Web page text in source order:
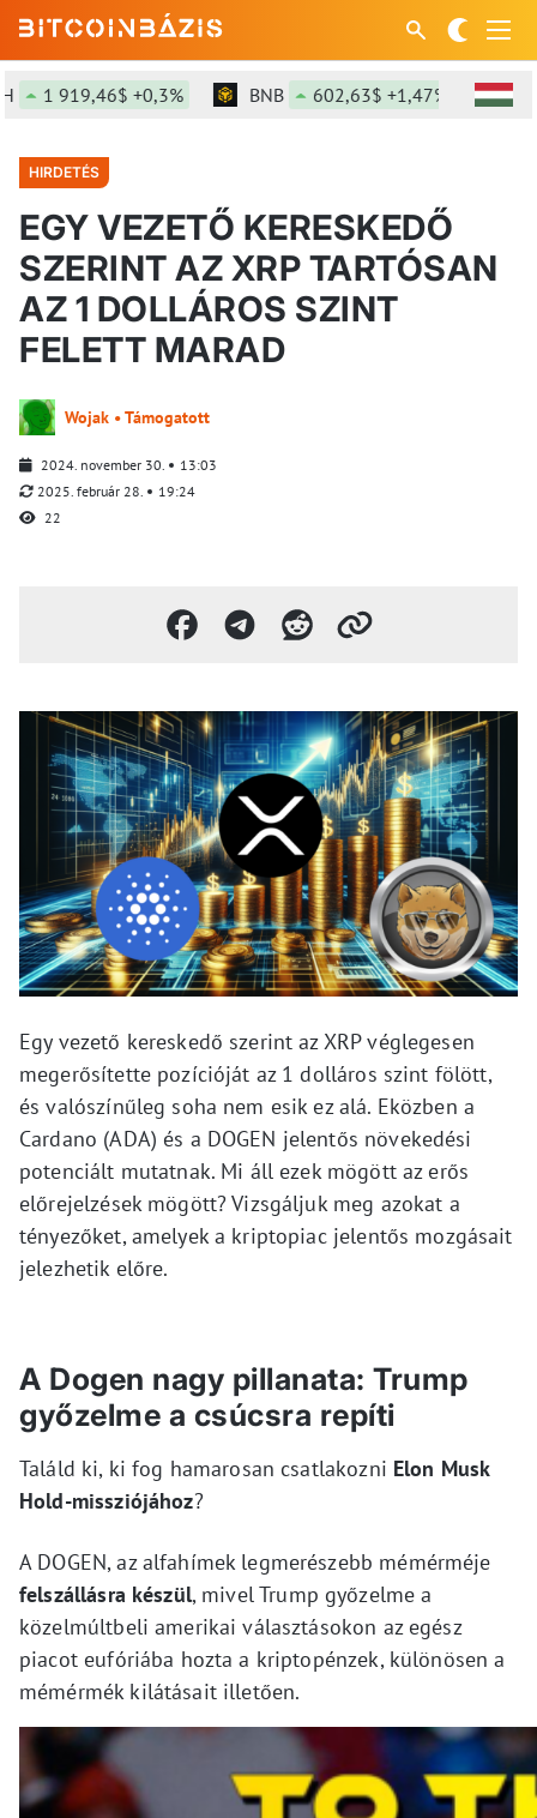
+0,3% BNB 602,63$ +1,47% SOL
HIRDETÉS
EGY VEZETŐ KERESKEDŐ
SZERINT AZ XRP TARTÓSAN
AZ 1 DOLLÁROS SZINT
FELETT MARAD
Wojak • Támogatott
2024. november 30.
13:03
2025. február 28.
19:24
22
Egy vezető kereskedő szerint az XRP véglegesen
megerősítette pozícióját az 1 dolláros szint fölött,
és valószínűleg soha nem esik ez alá. Eközben a
Cardano (ADA) és a DOGEN jelentős növekedési
potenciált mutatnak. Mi áll ezek mögött az erős
előrejelzések mögött? Vizsgáljuk meg azokat a
tényezőket, amelyek a kriptopiac jelentős mozgásait
jelezhetik előre.
A Dogen nagy pillanata: Trump
győzelme a csúcsra repíti
Találd ki, ki fog hamarosan csatlakozni Elon Musk
Hold-missziójához?
A DOGEN, az alfahímek legmerészebb mémérméje
felszállásra készül, mivel Trump győzelme a
közelmúltbeli amerikai választásokon az egész
piacot eufóriába hozta a kriptopénzek, különösen a
mémérmék kilátásait illetően.